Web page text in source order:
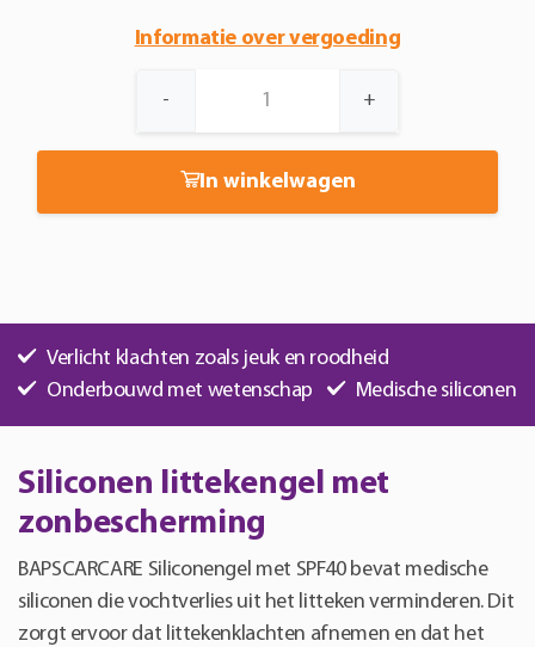
Informatie over vergoeding
+
-
siliconengel
UV-
beschermingIn winkelwagen
Verlicht klachten zoals jeuk en roodheid
Onderbouwd met wetenschap
Medische siliconen
Siliconen littekengel met
zonbescherming
BAPSCARCARE Siliconengel met SPF40 bevat medische
siliconen die vochtverlies uit het litteken verminderen. Dit
zorgt ervoor dat littekenklachten afnemen en dat het